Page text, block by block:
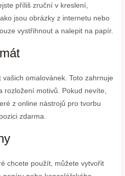
příliš zruční v kreslení,
jsou obrázky z internetu nebo
vystřihnout a nalepit na papír.
omalovánek. Toto zahrnuje
rozložení motivů. Pokud nevíte,
z online nástrojů pro tvorbu
zdarma.
chcete použít, můžete vytvořit